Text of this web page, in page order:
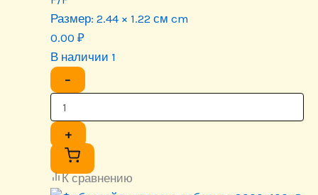
Размер: 2.44 × 1.22 см cm
0.00 ₽
В наличии 1
−
+
К сравнению